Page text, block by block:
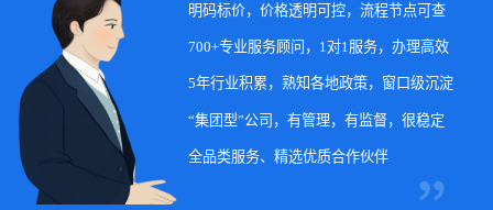
明码标价，价格透明可控，流程节点可查
700+专业服务顾问，1对1服务，办理高效
5年行业积累，熟知各地政策，窗口级沉淀
“集团型”公司，有管理，有监督，很稳定
全品类服务、精选优质合作伙伴